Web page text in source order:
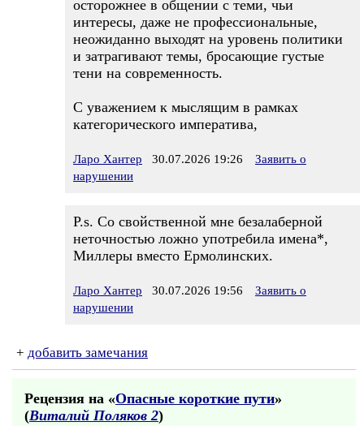
осторожнее в общении с теми, чьи
интересы, даже не профессиональные,
неожиданно выходят на уровень политики
и затрагивают темы, бросающие густые
тени на современность.
С уважением к мыслящим в рамках
категорического императива,
Ларо Хантер 30.07.2026 19:26
Заявить о
нарушении
P.s. Со свойственной мне безалаберной
неточностью ложно употребила имена*,
Миллеры вместо Ермолинских.
Ларо Хантер 30.07.2026 19:56
Заявить о
нарушении
+ добавить замечания
Рецензия на «Опасные короткие пути»
(Виталий Поляков 2)